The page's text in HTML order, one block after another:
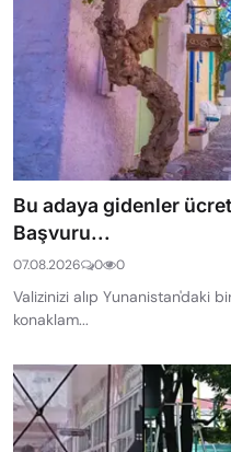
Bu adaya gidenler
Başvuru...
07.08.2026 0 0
Valizinizi alıp Yunanistan'daki
konaklam...